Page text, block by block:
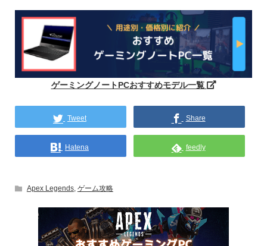
ゲーミングノートPCおすすめモデル一覧
Tweet Share
Hatena feedly
Apex Legends, ゲーム攻略